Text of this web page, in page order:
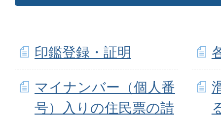
印鑑登録・証明
マイナンバー（個人番
号）入りの住民票の請